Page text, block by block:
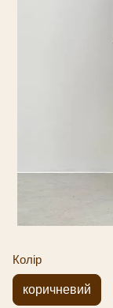
Колір
коричневий